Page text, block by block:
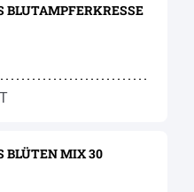
BLUTAMPFERKRESSE
BLÜTEN MIX 30